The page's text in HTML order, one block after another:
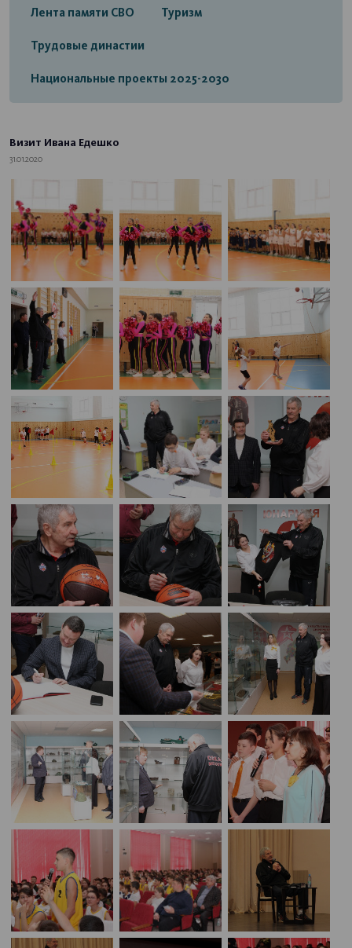
Лента памяти СВО Туризм
Трудовые династии
Национальные проекты 2025-2030
Визит Ивана Едешко
31.01.2020